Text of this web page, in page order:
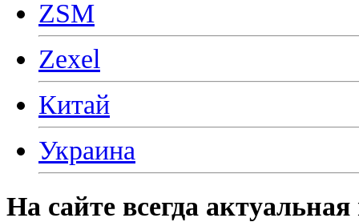
ZSM
Zexel
Китай
Украина
На сайте всегда